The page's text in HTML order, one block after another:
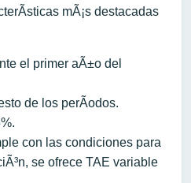
mÃ¡s destacadas
el primer aÃ±o del
de los perÃ­odos.
con las condiciones para
se ofrece TAE variable